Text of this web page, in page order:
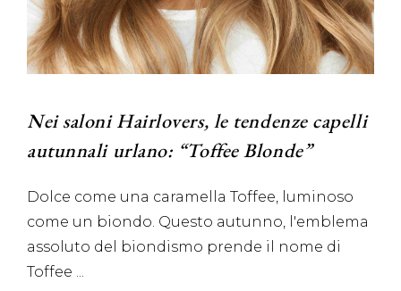
Nei saloni Hairlovers, le tendenze capelli
autunnali urlano: “Toffee Blonde”
Dolce come una caramella Toffee, luminoso
come un biondo. Questo autunno, l'emblema
assoluto del biondismo prende il nome di
Toffee